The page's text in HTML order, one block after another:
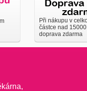
Při nákupu v
částce nad
doprava zdarma
,